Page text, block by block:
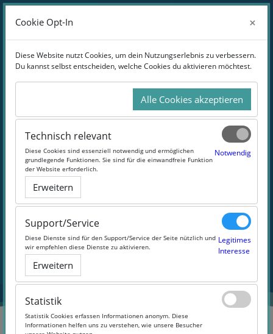
Zum Hauptinhalt
Website-Übersicht
Anmelden
Online-Weiterbildung Wirtschaft
#Wirtschaft #BWL #Marketing #Zahlen
Cookie Opt-In ×
Diese Website nutzt Cookies, um dein Nutzungserlebnis zu verbessern.
Du kannst selbst entscheiden, welche Cookies du aktivieren möchtest.
Alle Cookies akzeptieren
Technisch relevant
Diese Cookies sind essenziell notwendig und ermöglichen
grundlegende Funktionen. Sie sind für die einwandfreie Funktion
der Website erforderlich.
Notwendig
Erweitern
Support/Service
Diese Dienste sind für den Support/Service der Seite nützlich und
wir empfehlen diese Dienste zu aktivieren.
Legitimes
Interesse
Erweitern
Statistik
Statistik Cookies erfassen Informationen anonym. Diese
Informationen helfen uns zu verstehen, wie unsere Besucher
Cookie Opt-In ×
Diese Website nutzt Cookies, um dein Nutzungserlebnis zu verbessern.
Du kannst selbst entscheiden, welche Cookies du aktivieren möchtest.
Alle Cookies akzeptieren
Technisch relevant
Diese Cookies sind essenziell notwendig und ermöglichen
grundlegende Funktionen. Sie sind für die einwandfreie Funktion
der Website erforderlich.
Notwendig
Erweitern
Support/Service
Diese Dienste sind für den Support/Service der Seite nützlich und
wir empfehlen diese Dienste zu aktivieren.
Legitimes
Interesse
Erweitern
Statistik
Statistik Cookies erfassen Informationen anonym. Diese
Informationen helfen uns zu verstehen, wie unsere Besucher